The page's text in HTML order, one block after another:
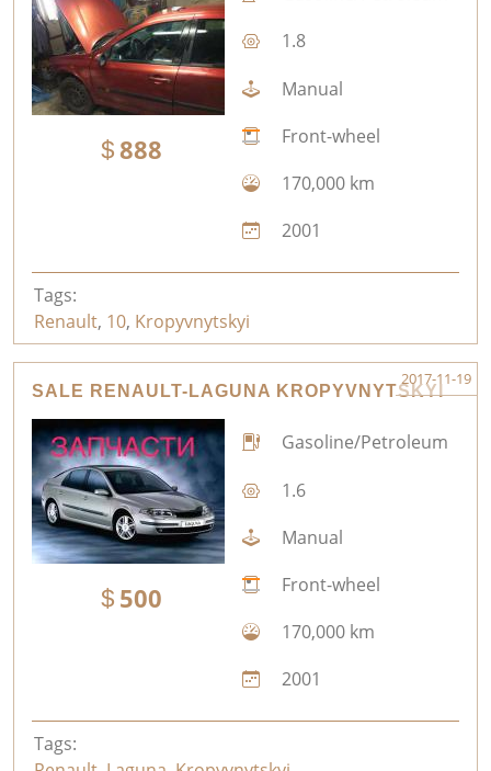
888
1.8
Manual
Front-wheel
170,000 km
2001
Tags:
Renault, 10, Kropyvnytskyi
SALE RENAULT-LAGUNA KROPYVNYTSKYI
2017-11-19
500
Gasoline/Petroleum
1.6
Manual
Front-wheel
170,000 km
2001
Tags: